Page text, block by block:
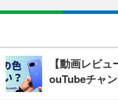
【動画レビ
ouTubeチャ